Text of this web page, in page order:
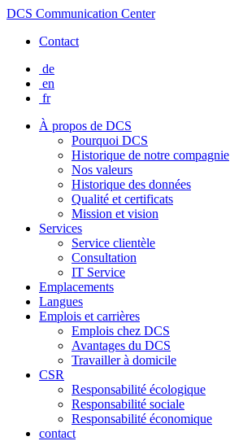
DCS Communication Center
Contact
de
en
fr
À propos de DCS
Pourquoi DCS
Historique de notre compagnie
Nos valeurs
Historique des données
Qualité et certificats
Mission et vision
Services
Service clientèle
Consultation
IT Service
Emplacements
Langues
Emplois et carrières
Emplois chez DCS
Avantages du DCS
Travailler à domicile
CSR
Responsabilité écologique
Responsabilité sociale
Responsabilité économique
contact